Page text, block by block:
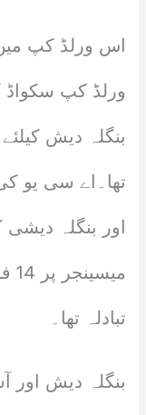
اس ورلڈ کپ
ورلڈ کپ سکواڈ
تھا۔اے سی یو
اور بنگلہ
تبادلہ تھا۔
بنگلہ دیش اور